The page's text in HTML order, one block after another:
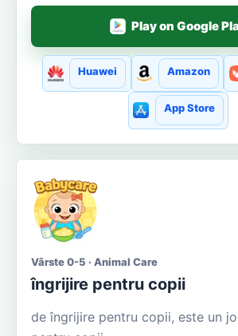
Play on Google
Huawei Amazon
App Store
Vârste 0-5 · Animal Care
îngrijire pentru copii
de îngrijire pentru copii, este un